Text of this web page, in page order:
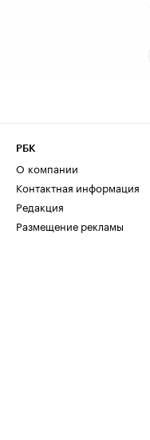
РБК
О компании
Контактная информация
Редакция
Размещение рекламы